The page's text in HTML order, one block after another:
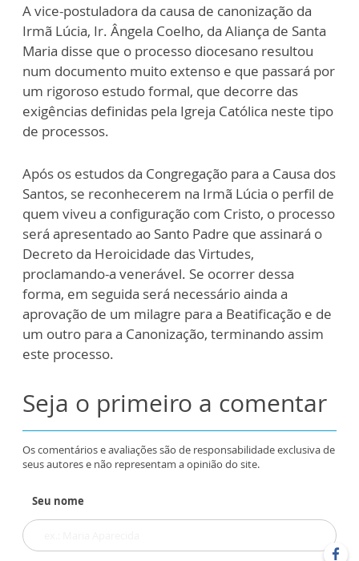
A vice-postuladora da causa de canonização da
Irmã Lúcia, Ir. Ângela Coelho, da Aliança de Santa
Maria disse que o processo diocesano resultou
num documento muito extenso e que passará por
um rigoroso estudo formal, que decorre das
exigências definidas pela Igreja Católica neste tipo
de processos.
Após os estudos da Congregação para a Causa dos
Santos, se reconhecerem na Irmã Lúcia o perfil de
quem viveu a configuração com Cristo, o processo
será apresentado ao Santo Padre que assinará o
Decreto da Heroicidade das Virtudes,
proclamando-a venerável. Se ocorrer dessa
forma, em seguida será necessário ainda a
aprovação de um milagre para a Beatificação e de
um outro para a Canonização, terminando assim
este processo.
Seja o primeiro a comentar
Os comentários e avaliações são de responsabilidade exclusiva de
seus autores e não representam a opinião do site.
Seu nome